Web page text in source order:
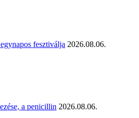
fesztiválja 2026.08.06.
a penicillin 2026.08.06.